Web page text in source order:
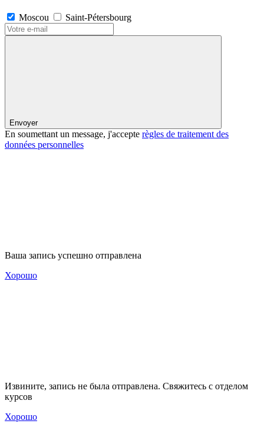
Moscou Saint-Pétersbourg
Envoyer
En soumettant un message, j'accepte règles de traitement des
données personnelles
Ваша запись успешно отправлена
Хорошо
Извините, запись не была отправлена. Свяжитесь с отделом
курсов
Хорошо